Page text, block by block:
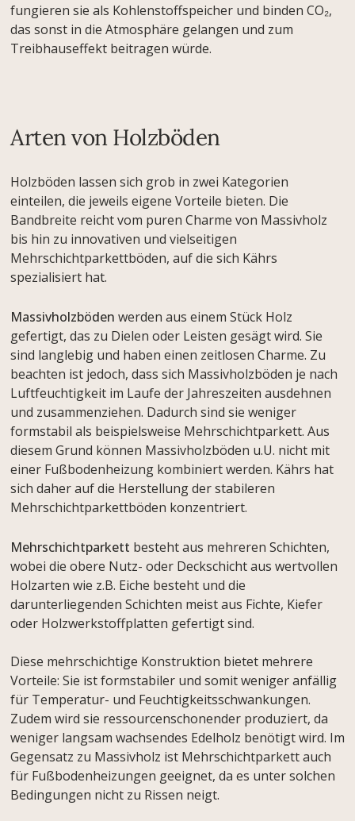
fungieren sie als Kohlenstoffspeicher und binden CO₂,
das sonst in die Atmosphäre gelangen und zum
Treibhauseffekt beitragen würde.
Arten von Holzböden
Holzböden lassen sich grob in zwei Kategorien
einteilen, die jeweils eigene Vorteile bieten. Die
Bandbreite reicht vom puren Charme von Massivholz
bis hin zu innovativen und vielseitigen
Mehrschichtparkettböden, auf die sich Kährs
spezialisiert hat.
Massivholzböden werden aus einem Stück Holz
gefertigt, das zu Dielen oder Leisten gesägt wird. Sie
sind langlebig und haben einen zeitlosen Charme. Zu
beachten ist jedoch, dass sich Massivholzböden je nach
Luftfeuchtigkeit im Laufe der Jahreszeiten ausdehnen
und zusammenziehen. Dadurch sind sie weniger
formstabil als beispielsweise Mehrschichtparkett. Aus
diesem Grund können Massivholzböden u.U. nicht mit
einer Fußbodenheizung kombiniert werden. Kährs hat
sich daher auf die Herstellung der stabileren
Mehrschichtparkettböden konzentriert.
Mehrschichtparkett besteht aus mehreren Schichten,
wobei die obere Nutz- oder Deckschicht aus wertvollen
Holzarten wie z.B. Eiche besteht und die
darunterliegenden Schichten meist aus Fichte, Kiefer
oder Holzwerkstoffplatten gefertigt sind.
Diese mehrschichtige Konstruktion bietet mehrere
Vorteile: Sie ist formstabiler und somit weniger anfällig
für Temperatur- und Feuchtigkeitsschwankungen.
Zudem wird sie ressourcenschonender produziert, da
weniger langsam wachsendes Edelholz benötigt wird. Im
Gegensatz zu Massivholz ist Mehrschichtparkett auch
für Fußbodenheizungen geeignet, da es unter solchen
Bedingungen nicht zu Rissen neigt.